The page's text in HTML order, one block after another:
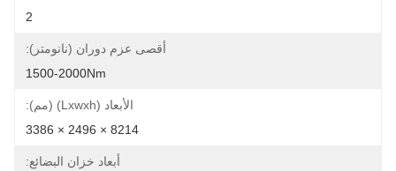
2
أقصى عزم دوران (نانومتر):
1500-2000Nm
الأبعاد (lxwxh) (مم):
8214 × 2496 × 3386
أبعاد خزان البضائع: